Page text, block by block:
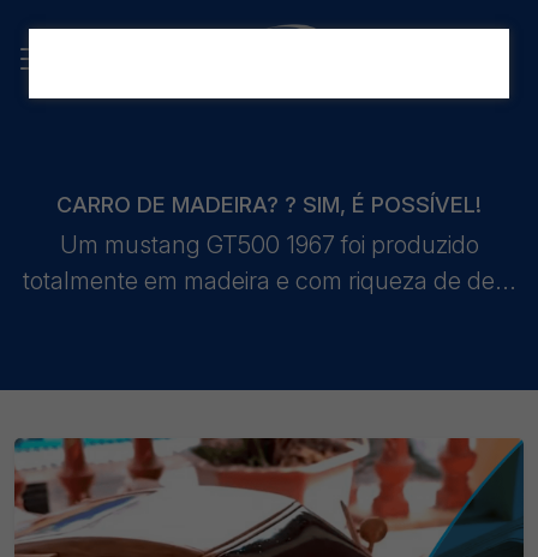
CARRO DE MADEIRA? ? SIM, É POSSÍVEL!
Um mustang GT500 1967 foi produzido
totalmente em madeira e com riqueza de de...